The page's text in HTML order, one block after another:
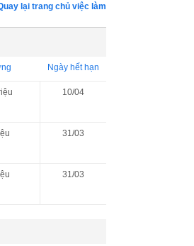
lại trang chủ việc làm
Ngày hết hạn
10/04
31/03
31/03